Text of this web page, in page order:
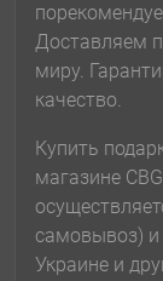
Доставляем
миру.
качество.
Купить
магазине
самовывоз)
Украине и